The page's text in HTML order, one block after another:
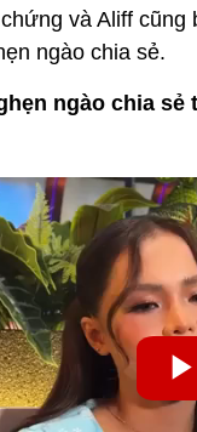
và Aliff cũng
ngào chia sẻ.
ngào chia sẻ